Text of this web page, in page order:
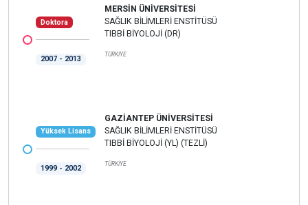
Doktora
2007 - 2013
MERSİN ÜNİVERSİTESİ
SAĞLIK BİLİMLERİ ENSTİTÜSÜ
TIBBİ BİYOLOJİ (DR)
TÜRKİYE
Yüksek Lisans
1999 - 2002
GAZİANTEP ÜNİVERSİTESİ
SAĞLIK BİLİMLERİ ENSTİTÜSÜ
TIBBİ BİYOLOJİ (YL) (TEZLİ)
TÜRKİYE